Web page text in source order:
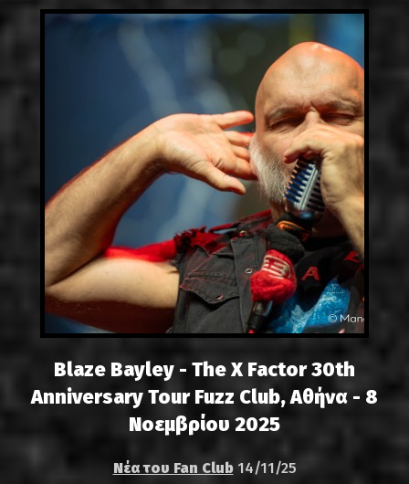
Blaze Bayley - The X Factor 30th
Anniversary Tour Fuzz Club, Αθήνα - 8
Νοεμβρίου 2025
Νέα του Fan Club 14/11/25